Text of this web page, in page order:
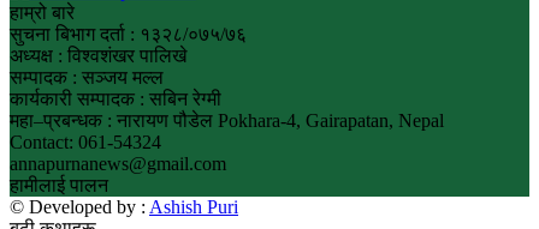
हाम्रो बारे
सुचना बिभाग दर्ता : १३२८/०७५/७६
अध्यक्ष : विश्वशंखर पालिखे
सम्पादक : सञ्जय मल्ल
कार्यकारी सम्पादक : सबिन रेग्मी
महा–प्रबन्धक : नारायण पौडेल Pokhara-4, Gairapatan, Nepal
Contact: 061-54324
annapurnanews@gmail.com
हामीलाई पालन
© Developed by : Ashish Puri